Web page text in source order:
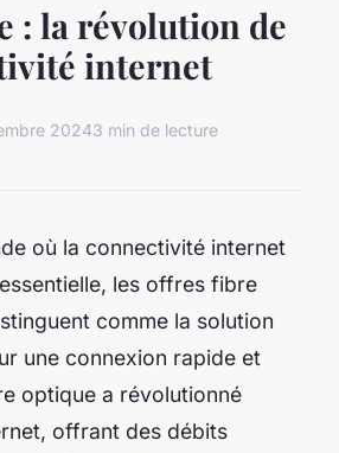
: la révolution de
internet
20243 min de lecture
où la connectivité internet
les offres fibre
comme la solution
une connexion rapide et
optique a révolutionné
offrant des débits